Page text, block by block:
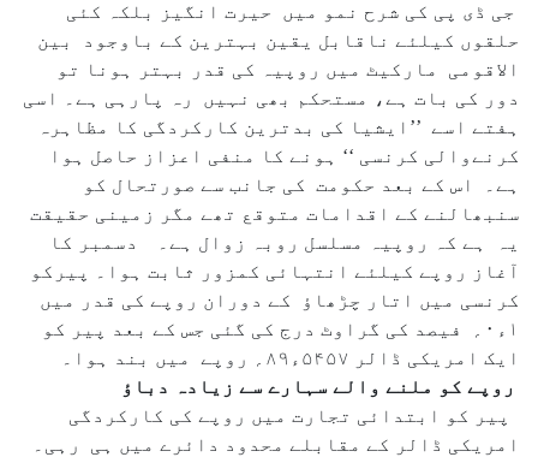
جی ڈی پی کی شرح نمو میں حیرت انگیز بلکہ کئی
حلقوں کیلئے ناقابل یقین بہترین کے باوجود بین
الاقومی مارکیٹ میں روپیہ کی قدر بہتر ہونا تو
دور کی بات ہے، مستحکم بھی نہیں رہ پارہی ہے۔ اسی
ہفتے اسے ’’ایشیا کی بدترین کارکردگی کا مظاہرہ
کرنےوالی کرنسی ‘‘ ہونے کا منفی اعزاز حاصل ہوا
ہے۔ اس کے بعد حکومت کی جانب سے صورتحال کو
سنبھالنے کے اقدامات متوقع تھے مگر زمینی حقیقت
یہ ہے کہ روپیہ مسلسل روبہ زوال ہے۔ دسمبر کا
آغاز روپے کیلئے انتہائی کمزور ثابت ہوا۔ پیرکو
کرنسی میں اتار چڑھاؤ کے دوران روپے کی قدر میں
۱ء۰؍ فیصد کی گراوٹ درج کی گئی جس کے بعد پیر کو
ایک امریکی ڈالر ۵۴۵۷ء۸۹؍ روپے میں بند ہوا۔
روپے کو ملنے والے سہارے سے زیادہ دباؤ
پیر کو ابتدائی تجارت میں روپے کی کارکردگی
امریکی ڈالر کے مقابلے محدود دائرے میں ہی رہی۔